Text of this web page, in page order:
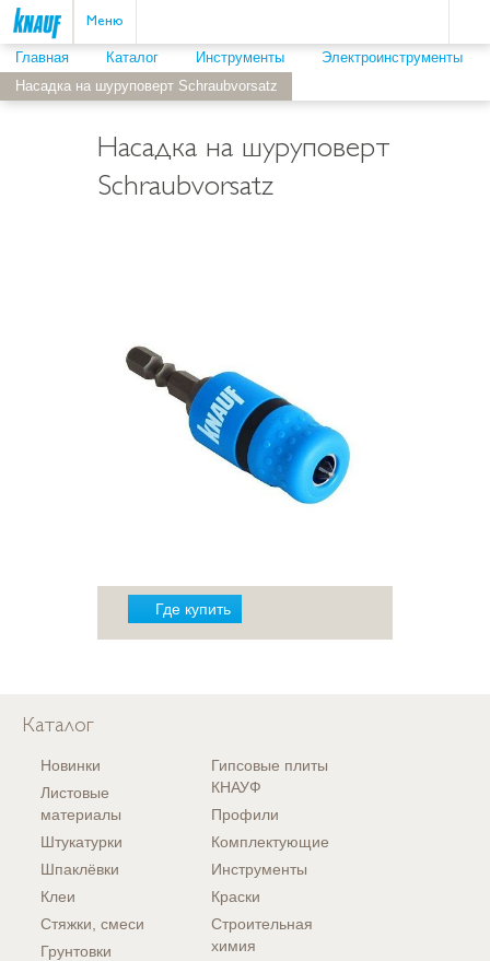
Меню
Главная Каталог Инструменты
Электроинструменты
Насадка на шуруповерт Schraubvorsatz
Насадка на шуруповерт
Schraubvorsatz
Где купить
Каталог
Новинки
Листовые
материалы
Штукатурки
Шпаклёвки
Клеи
Стяжки, смеси
Грунтовки
Гипсовые плиты
КНАУФ
Профили
Комплектующие
Инструменты
Краски
Строительная
химия